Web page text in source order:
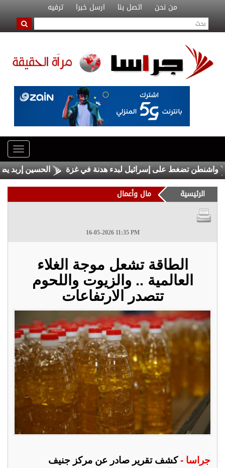
من نحن اتصل بنا ارسل خبرا ترفيه
تضغط على إسرائيل لبدء هدنة في غزة الحسين إربد يضم
الرئيسية مال وأعمال
16-05-2026 11:35 PM
الطاقة تشعل موجة الغلاء
العالمية .. والزيوت واللحوم
تتصدر الارتفاعات
جراسا - كشف تقرير صادر عن مركز جنيف